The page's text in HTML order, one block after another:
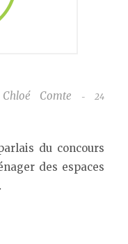
Chloé Comte -
24
du concours
des espaces